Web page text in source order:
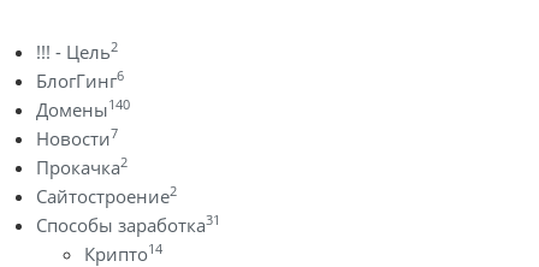
!!! - Цель2
БлогГинг6
Домены140
Новости7
Прокачка2
Сайтостроение2
Способы заработка31
Крипто14